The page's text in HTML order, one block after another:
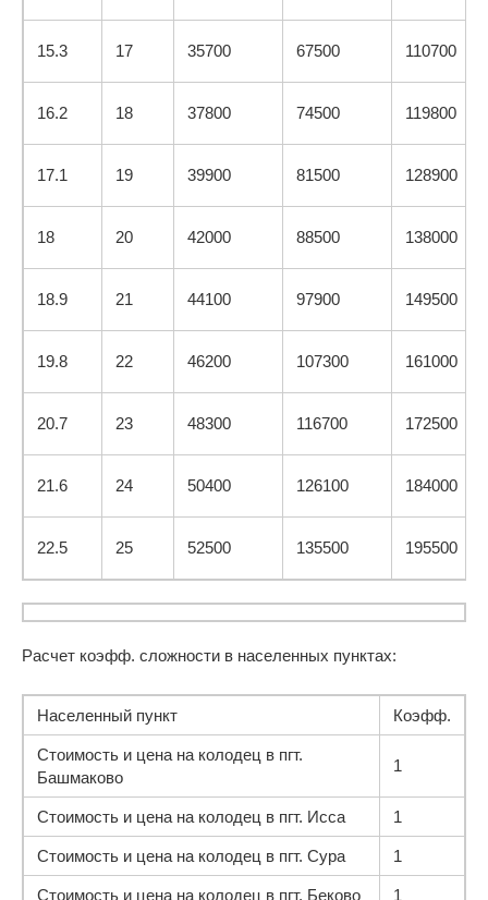
15.3 17 35700 67500 110700
16.2 18 37800 74500 119800
17.1 19 39900 81500 128900
18 20 42000 88500 138000
18.9 21 44100 97900 149500
19.8 22 46200 107300 161000
20.7 23 48300 116700 172500
21.6 24 50400 126100 184000
22.5 25 52500 135500 195500
Расчет коэфф. сложности в населенных пунктах:
Населенный пункт Коэфф.
Стоимость и цена на колодец в пгт.
Башмаково
1
Стоимость и цена на колодец в пгт. Исса 1
Стоимость и цена на колодец в пгт. Сура 1
Стоимость и цена на колодец в пгт. Беково 1